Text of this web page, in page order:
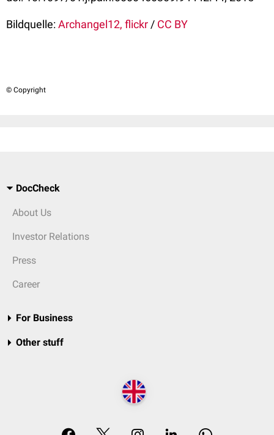
Bildquelle:Archangel12, flickr / CC BY
© Copyright
DocCheck
About Us
Investor Relations
Press
Career
For Business
Other stuff